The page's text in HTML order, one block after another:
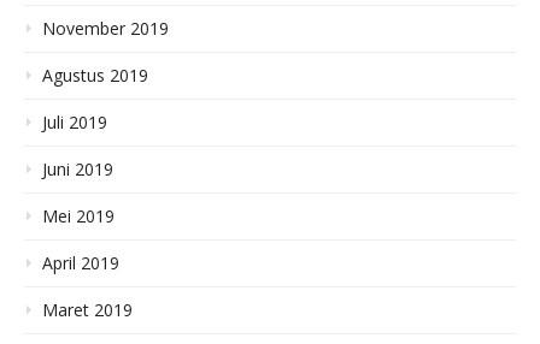
November 2019
Agustus 2019
Juli 2019
Juni 2019
Mei 2019
April 2019
Maret 2019